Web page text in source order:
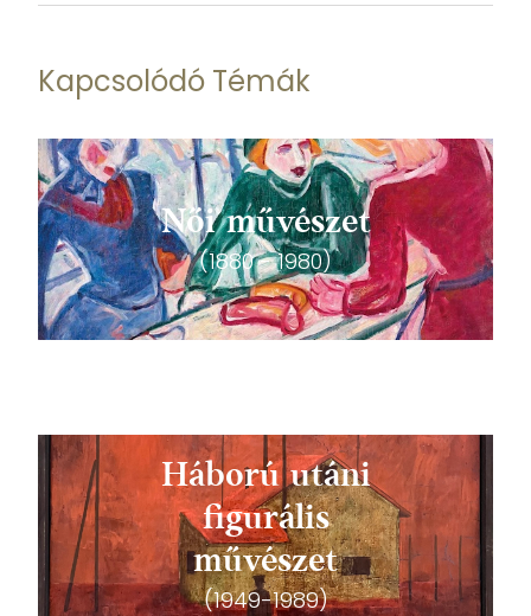
Kapcsolódó Témák
Női művészet
(1880 - 1980)
Háború utáni
figurális
művészet
(1949-1989)